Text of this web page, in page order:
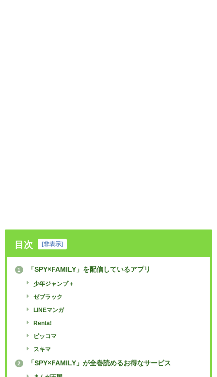
目次 非表示
1 「SPY×FAMILY」を配信しているアプリ
少年ジャンプ＋
ゼブラック
LINEマンガ
Renta!
ピッコマ
スキマ
2 「SPY×FAMILY」が全巻読めるお得なサービス